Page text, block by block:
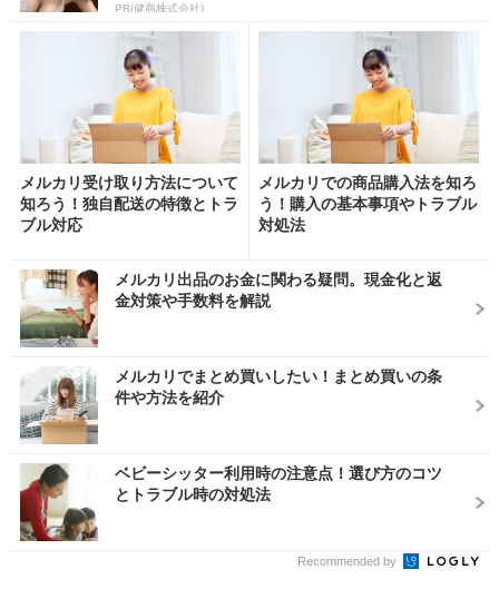
PR(健商株式会社)
メルカリ受け取り方法について
知ろう！独自配送の特徴とトラ
ブル対応
メルカリでの商品購入法を知ろ
う！購入の基本事項やトラブル
対処法
メルカリ出品のお金に関わる疑問。現金化と返
金対策や手数料を解説
メルカリでまとめ買いしたい！まとめ買いの条
件や方法を紹介
ベビーシッター利用時の注意点！選び方のコツ
とトラブル時の対処法
Recommended by